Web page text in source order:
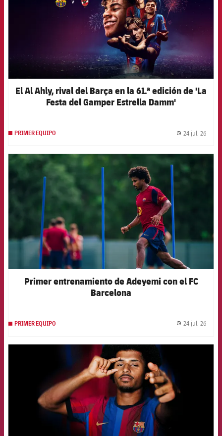
El Al Ahly, rival del Barça en la 61.ª edición de 'La
Festa del Gamper Estrella Damm'
PRIMER EQUIPO 24 jul. 26
FCB Barcelona badge
Primer entrenamiento de Adeyemi con el FC
Barcelona
PRIMER EQUIPO 24 jul. 26
FCB Barcelona badge